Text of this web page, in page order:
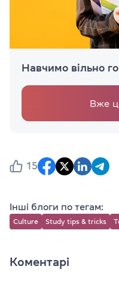
Навчимо вільно
Вже
15
Інші блоги по тегам:
Culture Study tips & tricks
Коментарі